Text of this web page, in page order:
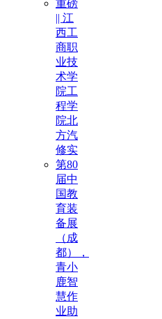
重磅
|| 江
西工
商职
业技
术学
院工
程学
院北
方汽
修实
第80
届中
国教
育装
备展
（成
都），
青小
鹿智
慧作
业助